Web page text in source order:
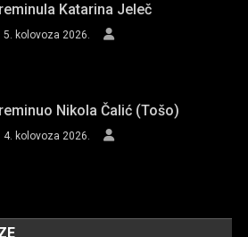
Katarina Jeleč
5. kolovoza 2026.
Nikola Čalić (Tošo)
4. kolovoza 2026.